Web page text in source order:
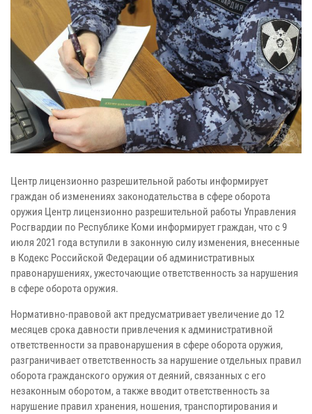
Центр лицензионно разрешительной работы информирует
граждан об изменениях законодательства в сфере оборота
оружия Центр лицензионно разрешительной работы Управления
Росгвардии по Республике Коми информирует граждан, что с 9
июля 2021 года вступили в законную силу изменения, внесенные
в Кодекс Российской Федерации об административных
правонарушениях, ужесточающие ответственность за нарушения
в сфере оборота оружия.
Нормативно-правовой акт предусматривает увеличение до 12
месяцев срока давности привлечения к административной
ответственности за правонарушения в сфере оборота оружия,
разграничивает ответственность за нарушение отдельных правил
оборота гражданского оружия от деяний, связанных с его
незаконным оборотом, а также вводит ответственность за
нарушение правил хранения, ношения, транспортирования и